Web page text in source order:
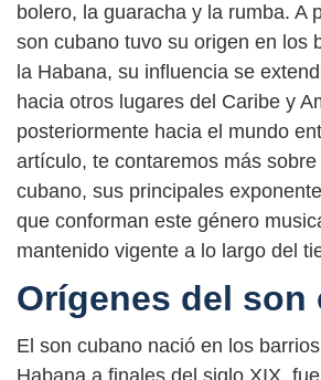
bolero, la guaracha y la rumba. A
son cubano tuvo su origen en los
la Habana, su influencia se
hacia otros lugares del Caribe y
posteriormente hacia el mundo
artículo, te contaremos más
cubano, sus principales
que conforman este género
mantenido vigente a lo largo del
Orígenes del son
El son cubano nació en los